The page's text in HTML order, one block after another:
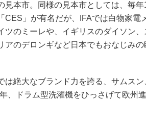
見本市。同様の見本市としては、毎年
CES」が有名だが、IFAでは白物家電
のミーレや、イギリスのダイソン、
アのデロンギなど日本でもおなじみの
絶大なブランド力を誇る、サムスン
、ドラム型洗濯機をひっさげて欧州